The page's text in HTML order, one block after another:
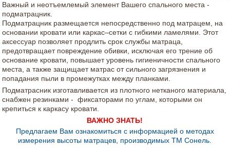
Важный и неотъемлемый элемент Вашего спального места -
подматрацник.
Подматрацник размещается непосредственно под матрацем, на
основании кровати или каркас–сетки с гибкими ламелями. Этот
аксессуар позволяет продлить срок службы матраца,
предотвращает повреждение обивки, исключая его трение об
основание кровати, повышает уровень гигиеничности спального
места, а также защищает матрас от сильного загрязнения и
попадания пыли в промежутках между планками.
Подматрасник изготавливается из плотного нетканого материала,
снабжен резинками - фиксаторами по углам, которыми он
крепиться к каркасу кровати.
ВАЖНО ЗНАТЬ!
Предлагаем Вам ознакомиться с информацией о методах
измерения высоты матрацев, производимых ТМ Сонель.